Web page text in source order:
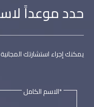
حدد موعداً
يمكنك إجراء استشارتك
*الاسم الكامل